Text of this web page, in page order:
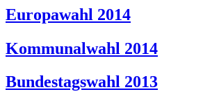
Europawahl 2014
Kommunalwahl 2014
Bundestagswahl 2013